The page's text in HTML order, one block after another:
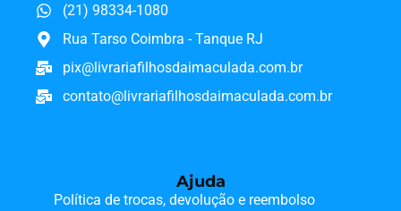
(21) 98334-1080
Rua Tarso Coimbra - Tanque RJ
pix@livrariafilhosdaimaculada.com.br
contato@livrariafilhosdaimaculada.com.br
Ajuda
Política de trocas, devolução e reembolso